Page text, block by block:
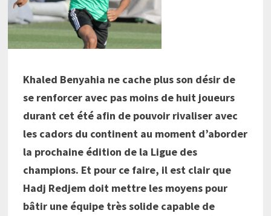
Khaled Benyahia ne cache plus son désir de
se renforcer avec pas moins de huit joueurs
durant cet été afin de pouvoir rivaliser avec
les cadors du continent au moment d’aborder
la prochaine édition de la Ligue des
champions. Et pour ce faire, il est clair que
Hadj Redjem doit mettre les moyens pour
bâtir une équipe très solide capable de